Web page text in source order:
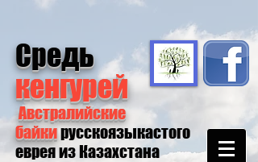
Средь
кенгурей
Австралийские
байкирусскоязыкастого
еврея из Казахстана